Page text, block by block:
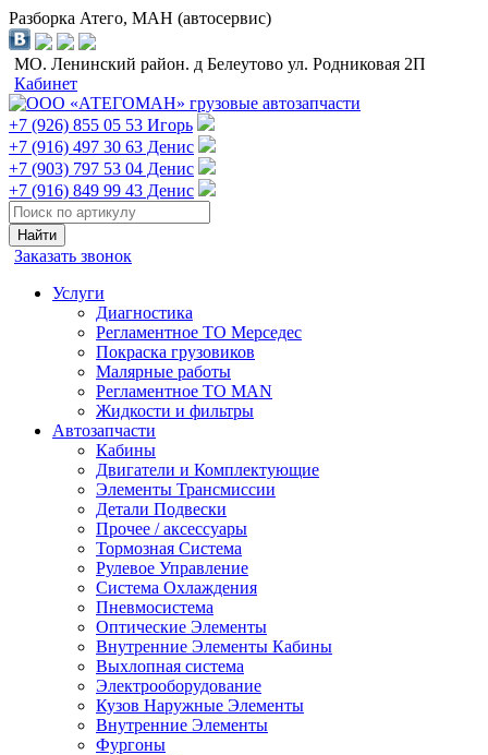
Разборка Атего, МАН (автосервис)
МО. Ленинский район. д Белеутово ул. Родниковая 2П
Кабинет
+7 (926) 855 05 53 Игорь
+7 (916) 497 30 63 Денис
+7 (903) 797 53 04 Денис
+7 (916) 849 99 43 Денис
Заказать звонок
Услуги
Диагностика
Регламентное ТО Мерседес
Покраска грузовиков
Малярные работы
Регламентное ТО MAN
Жидкости и фильтры
Автозапчасти
Кабины
Двигатели и Комплектующие
Элементы Трансмиссии
Детали Подвески
Прочее / аксессуары
Тормозная Система
Рулевое Управление
Система Охлаждения
Пневмосистема
Оптические Элементы
Внутренние Элементы Кабины
Выхлопная система
Электрооборудование
Кузов Наружные Элементы
Внутренние Элементы
Фургоны